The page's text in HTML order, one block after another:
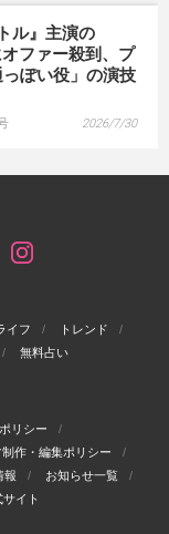
ル』主演の
ファー殺到、プ
ぽい役」の演技
2026/7/30
イフ
トレンド
無料占い
リシー
制作・編集ポリシー
報
お知らせ一覧
イト